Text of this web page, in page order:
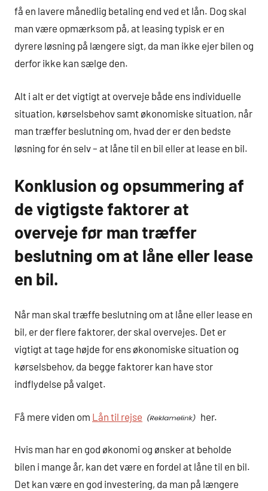
få en lavere månedlig betaling end ved et lån. Dog skal
man være opmærksom på, at leasing typisk er en
dyrere løsning på længere sigt, da man ikke ejer bilen og
derfor ikke kan sælge den.
Alt i alt er det vigtigt at overveje både ens individuelle
situation, kørselsbehov samt økonomiske situation, når
man træffer beslutning om, hvad der er den bedste
løsning for én selv – at låne til en bil eller at lease en bil.
Konklusion og opsummering af
de vigtigste faktorer at
overveje før man træffer
beslutning om at låne eller lease
en bil.
Når man skal træffe beslutning om at låne eller lease en
bil, er der flere faktorer, der skal overvejes. Det er
vigtigt at tage højde for ens økonomiske situation og
kørselsbehov, da begge faktorer kan have stor
indflydelse på valget.
Få mere viden om Lån til rejse her.
Hvis man har en god økonomi og ønsker at beholde
bilen i mange år, kan det være en fordel at låne til en bil.
Det kan være en god investering, da man på længere